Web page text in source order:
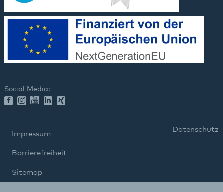
Social Media:
Impressum
Datenschutz
Barrierefreiheit
Sitemap